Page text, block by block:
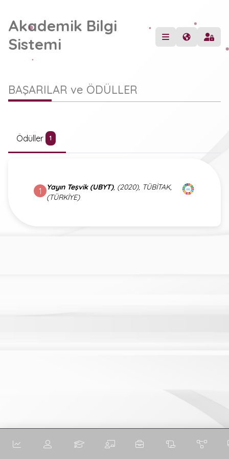
Akademik Bilgi
Sistemi
BAŞARILAR ve ÖDÜLLER
Ödüller 1
1 Yayın Teşvik (UBYT), (2020), TÜBİTAK,
(TÜRKİYE)